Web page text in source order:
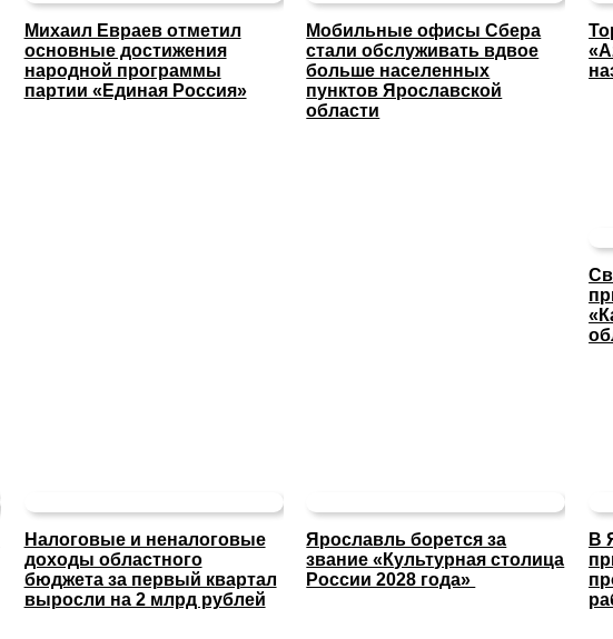
Михаил Евраев отметил
основные достижения
народной программы
партии «Единая Россия»
Мобильные офисы Сбера
стали обслуживать вдвое
больше населенных
пунктов Ярославской
области
Налоговые и неналоговые
доходы областного
бюджета за первый квартал
выросли на 2 млрд рублей
Ярославль борется за
звание «Культурная столица
России 2028 года»
В